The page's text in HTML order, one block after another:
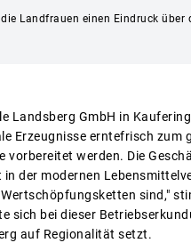
Landfrauen einen Eindruck
Landsberg GmbH in
Erzeugnisse erntefrisch zum
vorbereitet werden. Die
der modernen
sind,"
sich bei dieser
auf Regionalität setzt.